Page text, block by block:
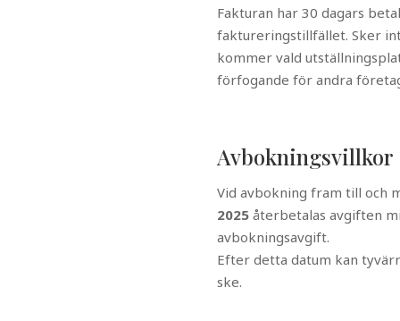
Fakturan har 30 dagars
faktureringstillfället. Sker
kommer vald
förfogande för andra
Avbokningsvillkor
Vid avbokning fram till och
2025 återbetalas avgiften
avbokningsavgift.
Efter detta datum kan
ske.